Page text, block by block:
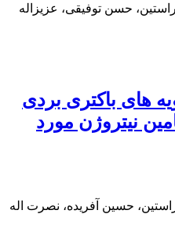
حسن توفیقی، عزیزاله
های باکتری بردی
نیتروژن مورد
راستین، حسین آفریده، نصرت اله